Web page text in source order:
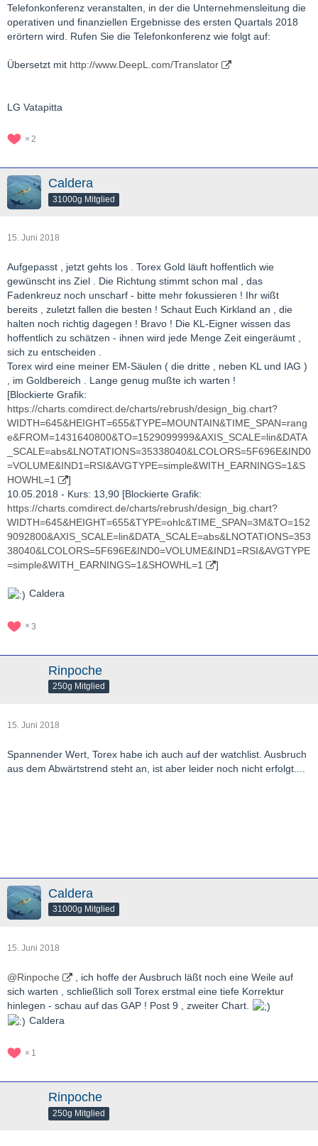
Telefonkonferenz veranstalten, in der die Unternehmensleitung die
operativen und finanziellen Ergebnisse des ersten Quartals 2018
erörtern wird. Rufen Sie die Telefonkonferenz wie folgt auf:
Übersetzt mit http://www.DeepL.com/Translator
LG Vatapitta
2
Caldera
31000g Mitglied
15. Juni 2018
Aufgepasst , jetzt gehts los . Torex Gold läuft hoffentlich wie
gewünscht ins Ziel . Die Richtung stimmt schon mal , das
Fadenkreuz noch unscharf - bitte mehr fokussieren ! Ihr wißt
bereits , zuletzt fallen die besten ! Schaut Euch Kirkland an , die
halten noch richtig dagegen ! Bravo ! Die KL-Eigner wissen das
hoffentlich zu schätzen - ihnen wird jede Menge Zeit eingeräumt ,
sich zu entscheiden .
Torex wird eine meiner EM-Säulen ( die dritte , neben KL und IAG )
, im Goldbereich . Lange genug mußte ich warten !
[Blockierte Grafik:
https://charts.comdirect.de/charts/rebrush/design_big.chart?
WIDTH=645&HEIGHT=655&TYPE=MOUNTAIN&TIME_SPAN=rang
e&FROM=1431640800&TO=1529099999&AXIS_SCALE=lin&DATA
_SCALE=abs&LNOTATIONS=35338040&LCOLORS=5F696E&IND0
=VOLUME&IND1=RSI&AVGTYPE=simple&WITH_EARNINGS=1&S
HOWHL=1
]
10.05.2018 - Kurs: 13,90 [Blockierte Grafik:
https://charts.comdirect.de/charts/rebrush/design_big.chart?
WIDTH=645&HEIGHT=655&TYPE=ohlc&TIME_SPAN=3M&TO=152
9092800&AXIS_SCALE=lin&DATA_SCALE=abs&LNOTATIONS=353
38040&LCOLORS=5F696E&IND0=VOLUME&IND1=RSI&AVGTYPE
=simple&WITH_EARNINGS=1&SHOWHL=1
]
Caldera
3
Rinpoche
250g Mitglied
15. Juni 2018
Spannender Wert, Torex habe ich auch auf der watchlist. Ausbruch
aus dem Abwärtstrend steht an, ist aber leider noch nicht erfolgt....
Caldera
31000g Mitglied
15. Juni 2018
@Rinpoche
, ich hoffe der Ausbruch läßt noch eine Weile auf
sich warten , schließlich soll Torex erstmal eine tiefe Korrektur
hinlegen - schau auf das GAP ! Post 9 , zweiter Chart.
Caldera
1
Rinpoche
250g Mitglied